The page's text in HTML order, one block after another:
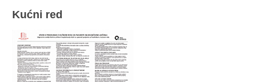
Kućni red